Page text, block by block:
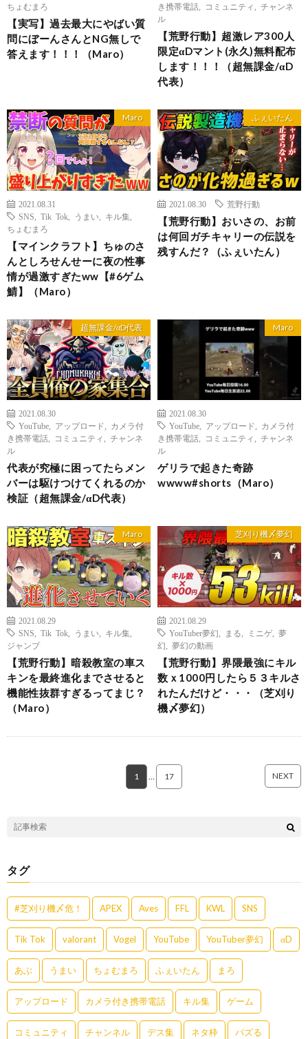
ちょむまろ
【実写】過去最大にやばい質
問にぼーんさんとNG無しで
答えます！！！（Maro）
き携帯電話
コミュニティ
チャンネ
ル
【荒野行動】超激レア300人
限定αDマント(永久)無料配布
します！！！（超無課金/αD
代表）
Maro
2021.08.31
SNS
Tik Tok うまい キル集
ちょむまろ
【マインクラフト】ちゅのさ
んとしろせんせーに夜の性事
情が過激すぎたww【#6ゲム
鯖】（Maro）
ふぇいたん
2021.08.30 荒野行動
【荒野行動】おいさの、お前
は何回ガチキャリーの伝説を
残すんだ？（ふぇいたん）
超無課金/αD代表
2021.08.30
YouTube
アップロード
カメラ付
き携帯電話
コミュニティ
チャンネ
ル
代表が究極に困ってたらメン
バーは駆けつけてくれるのか
検証（超無課金/αD代表）
Maro
2021.08.30
YouTube
アップロード
カメラ付
き携帯電話
コミュニティ
チャンネ
ル
ゲリラで起きた奇跡
wwww#shorts（Maro）
Maro
2021.08.29
SNS
Tik Tok うまい キル集
ジャンプ
【荒野行動】暗殺教室の車ス
キンを最終進化までさせると
機能性抜群すぎるってまじ？
（Maro）
芝刈り機〆夢幻
2021.08.29
YouTuber夢幻
まる ミニゲ
夢
幻
夢幻の動画
【荒野行動】界隈最強にキル
数ｘ1000円したら５３キルさ
れたんだけど・・・（芝刈り
機〆夢幻）
1 17 NEXT
タグ
#芝刈り機〆危！ APEX Aves FFL KWL SNS
Tik Tok valorant Vogel YouTube YouTuber夢幻 αD
あぶ うまい ちょむまろ ふぇいたん まろ
アップロード カメラ付き携帯電話 キル集 ゲーム
コミュニティ チャンネル デス集 ネタ枠 バズる